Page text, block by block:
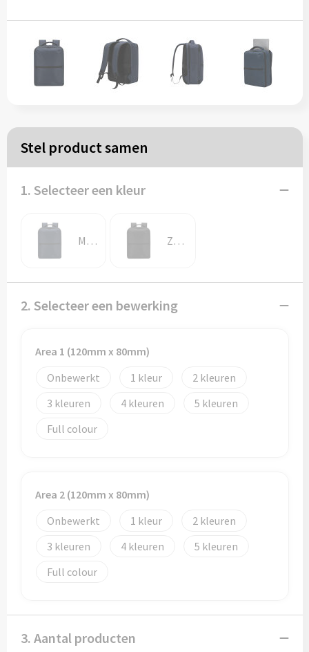
Reistassen
Rugzakken
Koeltassen
Schrijf & papierwaren
Balpennen
Markeerstiften
Geschenksets
Notablokken
Mappen
Bidons
Stel product samen
1. Selecteer een kleur
Marine blauw Zwart
2. Selecteer een bewerking
Area 1 (120mm x 80mm)
Onbewerkt
1
2
3
4
5
Full colour
Area 2 (120mm x 80mm)
Onbewerkt
1
2
3
4
5
Full colour
3. Aantal producten